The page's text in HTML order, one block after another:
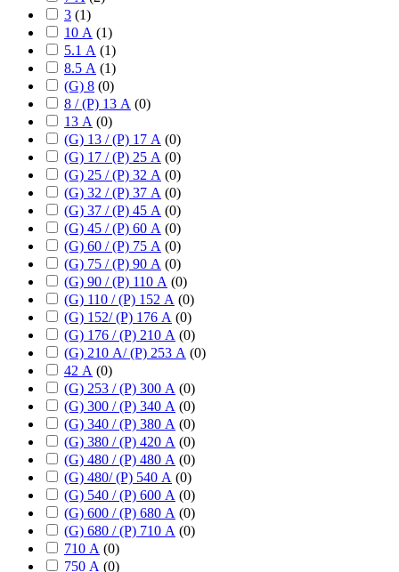
3 (1)
10 А (1)
5.1 А (1)
8.5 А (1)
(G) 8 (0)
8 / (P) 13 А (0)
13 А (0)
(G) 13 / (P) 17 А (0)
(G) 17 / (P) 25 А (0)
(G) 25 / (P) 32 А (0)
(G) 32 / (P) 37 А (0)
(G) 37 / (P) 45 А (0)
(G) 45 / (P) 60 А (0)
(G) 60 / (P) 75 А (0)
(G) 75 / (P) 90 А (0)
(G) 90 / (P) 110 А (0)
(G) 110 / (P) 152 А (0)
(G) 152/ (P) 176 А (0)
(G) 176 / (P) 210 А (0)
(G) 210 А/ (P) 253 А (0)
42 А (0)
(G) 253 / (P) 300 А (0)
(G) 300 / (P) 340 А (0)
(G) 340 / (P) 380 А (0)
(G) 380 / (P) 420 А (0)
(G) 480 / (P) 480 А (0)
(G) 480/ (P) 540 А (0)
(G) 540 / (P) 600 А (0)
(G) 600 / (P) 680 А (0)
(G) 680 / (P) 710 А (0)
710 А (0)
750 А (0)